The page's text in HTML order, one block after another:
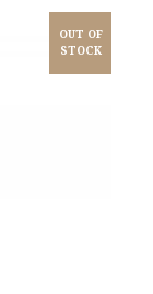
OUT OF
STOCK